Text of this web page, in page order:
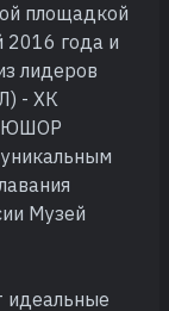
площадкой
2016 года и
лидеров
- ХК
Музей
идеальные